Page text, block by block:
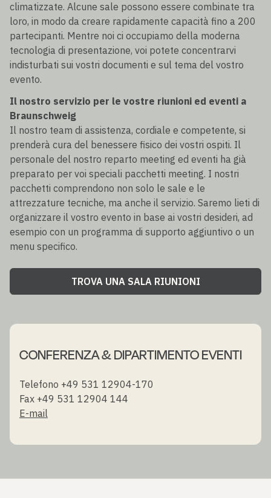
climatizzate. Alcune sale possono essere combinate tra
loro, in modo da creare rapidamente capacità fino a 200
partecipanti. Mentre noi ci occupiamo della moderna
tecnologia di presentazione, voi potete concentrarvi
indisturbati sui vostri documenti e sul tema del vostro
evento.
Il nostro servizio per le vostre riunioni ed eventi a
Braunschweig
Il nostro team di assistenza, cordiale e competente, si
prenderà cura del benessere fisico dei vostri ospiti. Il
personale del nostro reparto meeting ed eventi ha già
preparato per voi speciali pacchetti meeting. I nostri
pacchetti comprendono non solo le sale e le
attrezzature tecniche, ma anche il servizio. Saremo lieti di
organizzare il vostro evento in base ai vostri desideri, ad
esempio con un programma di supporto aggiuntivo o un
menu specifico.
TROVA UNA SALA RIUNIONI
CONFERENZA & DIPARTIMENTO EVENTI
Telefono +49 531 12904-170
Fax +49 531 12904 144
E-mail